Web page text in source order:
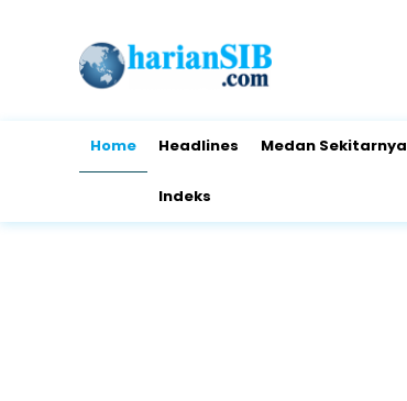
Home Headlines Medan Sekitarnya
Indeks